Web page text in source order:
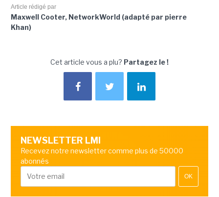
Article rédigé par
Maxwell Cooter, NetworkWorld (adapté par pierre
Khan)
Cet article vous a plu? Partagez le !
NEWSLETTER LMI
Recevez notre newsletter comme plus de 50000
abonnés
OK